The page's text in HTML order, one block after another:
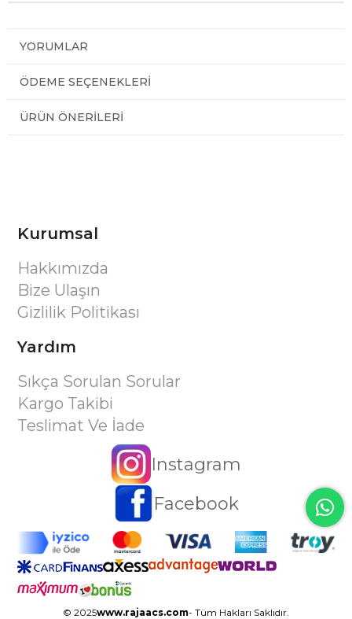
YORUMLAR
ÖDEME SEÇENEKLERI
ÜRÜN ÖNERILERI
Kurumsal
Hakkımızda
Bize Ulaşın
Gizlilik Politikası
Yardım
Sıkça Sorulan Sorular
Kargo Takibi
Teslimat Ve İade
Instagram
Facebook
© 2025www.rajaacs.com- Tüm Hakları Saklıdır.